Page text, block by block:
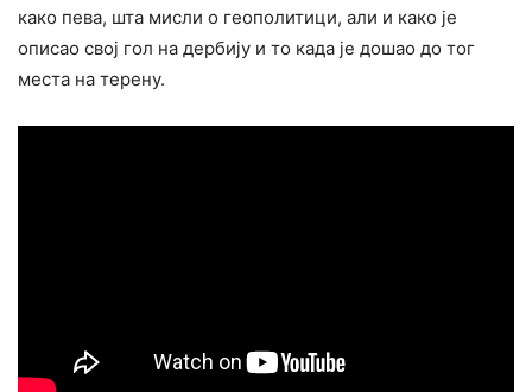
како пева, шта мисли о геополитици, али и како је
описао свој гол на дербију и то када је дошао до тог
места на терену.